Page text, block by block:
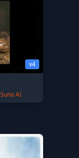
v4
Suno AI